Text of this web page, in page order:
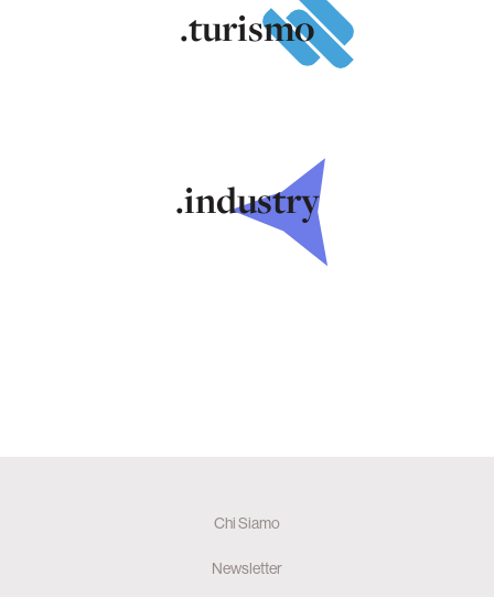
.turismo
.industry
Chi Siamo
Newsletter